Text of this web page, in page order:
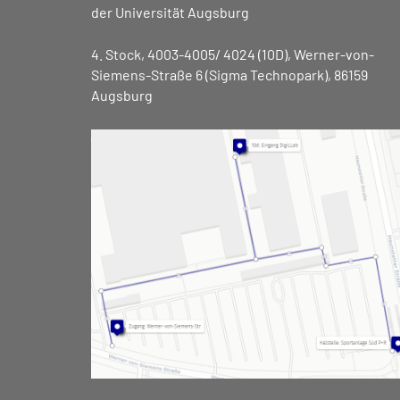
der Universität Augsburg
4. Stock, 4003-4005/ 4024 (10D), Werner-von-
Siemens-Straße 6 (Sigma Technopark), 86159
Augsburg